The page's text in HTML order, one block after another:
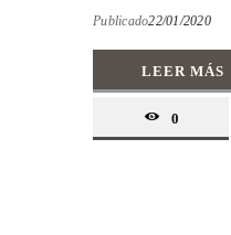
Publicado22/01/2020
LEER MÁS
0